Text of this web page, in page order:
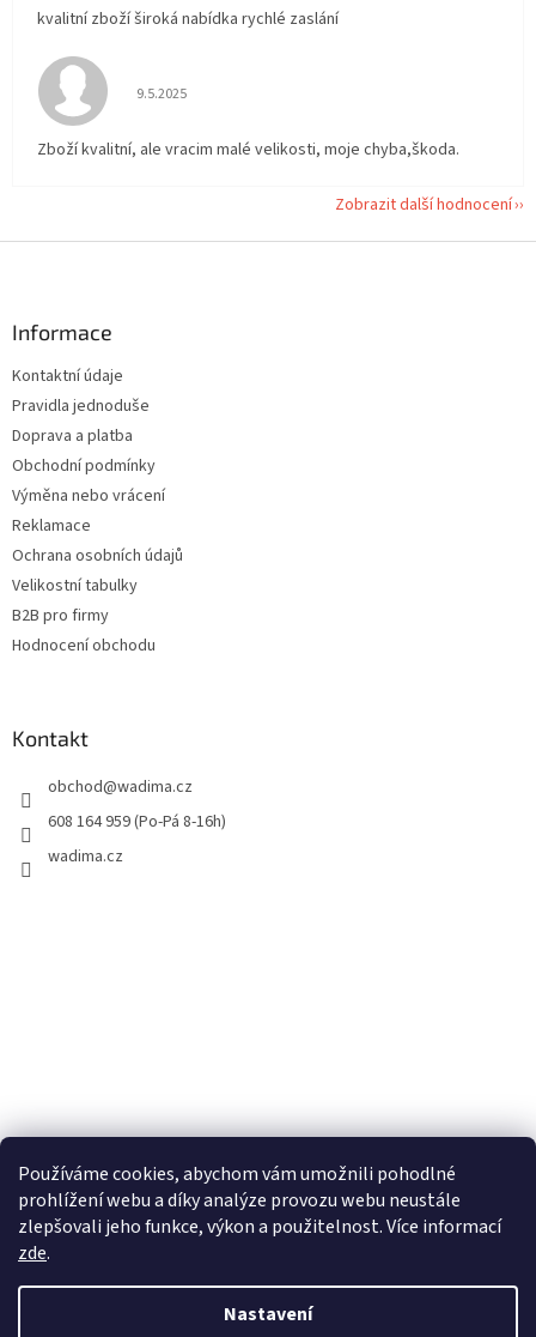
Používáme cookies, abychom vám umožnili pohodlné
prohlížení webu a díky analýze provozu webu neustále
zlepšovali jeho funkce, výkon a použitelnost. Více informací
zde.
Nastavení
kvalitní zboží široká nabídka rychlé zaslání
Hodnocení obchodu je 5 z 5 hvězdiček.
9.5.2025
Zboží kvalitní, ale vracim malé velikosti, moje chyba,škoda.
Zobrazit další hodnocení
Informace
Kontaktní údaje
Pravidla jednoduše
Doprava a platba
Obchodní podmínky
Výměna nebo vrácení
Reklamace
Ochrana osobních údajů
Velikostní tabulky
B2B pro firmy
Hodnocení obchodu
Kontakt
obchod@wadima.cz
608 164 959 (Po-Pá 8-16h)
wadima.cz